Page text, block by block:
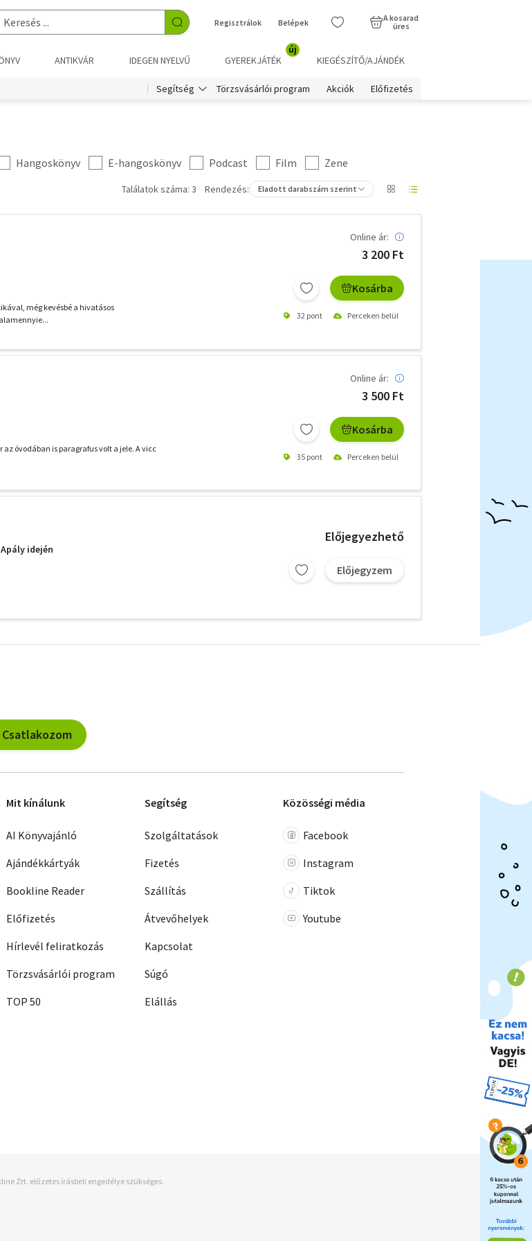
Regisztrálok Belépek
A kosarad
üres
ANTIKVÁR IDEGEN NYELVŰ GYEREKJÁTÉK
új
KIEGÉSZÍTŐ/AJÁNDÉK
Segítség Törzsvásárlói program Akciók Előfizetés
Hangoskönyv E-hangoskönyv Podcast Film
Zene
Találatok száma: 3 Rendezés: Eladott darabszám szerint
még kevésbé a hivatásos
Online ár:
3 200 Ft
Kosárba
32 pont Perceken belül
az óvodában is paragrafus volt a jele. A vicc
Online ár:
3 500 Ft
Kosárba
35 pont Perceken belül
idején
Előjegyezhető
Előjegyzem
szűrők
Csatlakozom
Mit kínálunk
AI Könyvajánló
Ajándékkártyák
Bookline Reader
Előfizetés
Hírlevél feliratkozás
Törzsvásárlói program
TOP 50
Segítség
Szolgáltatások
Fizetés
Szállítás
Átvevőhelyek
Kapcsolat
Súgó
Elállás
Közösségi média
Facebook
Instagram
Tiktok
Youtube
Zrt. előzetes írásbeli engedélye szükséges.